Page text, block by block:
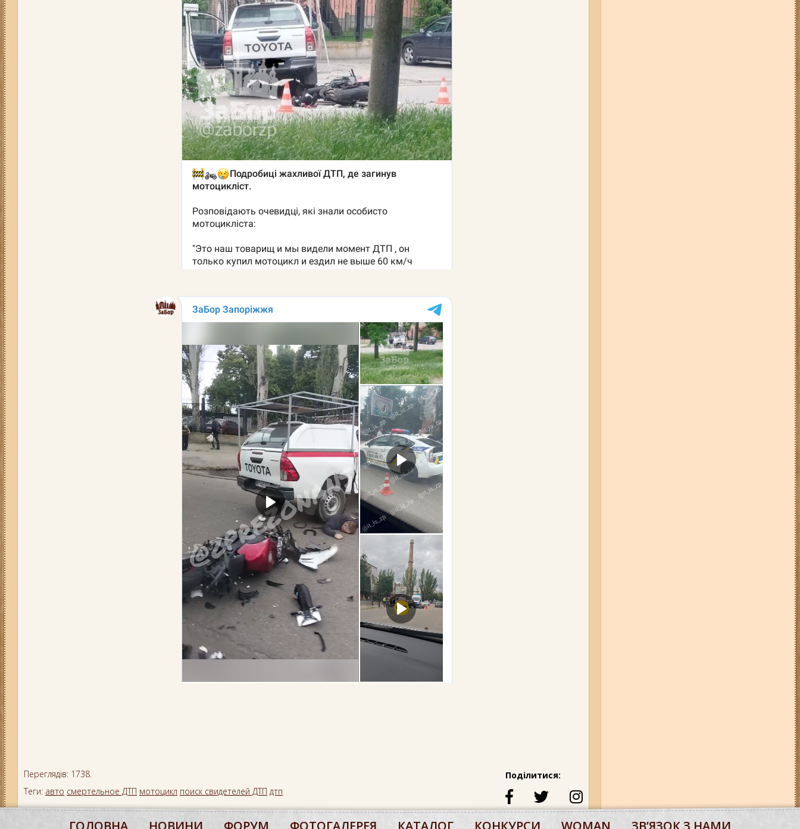
Переглядів: 1738.
Теги: авто смертельное ДТП мотоцикл поиск свидетелей ДТП дтп
Поділитися:
ГОЛОВНА НОВИНИ ФОРУМ ФОТОГАЛЕРЕЯ КАТАЛОГ КОНКУРСИ WOMAN ЗВʼЯЗОК З НАМИ